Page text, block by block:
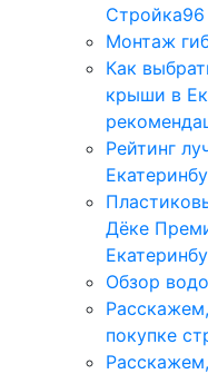
Стройка96
Монтаж
Как
крыши в
Рейтинг
Дёке
Обзор
покупке